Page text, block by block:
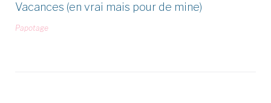
Vacances (en vrai mais pour de mine)
Papotage